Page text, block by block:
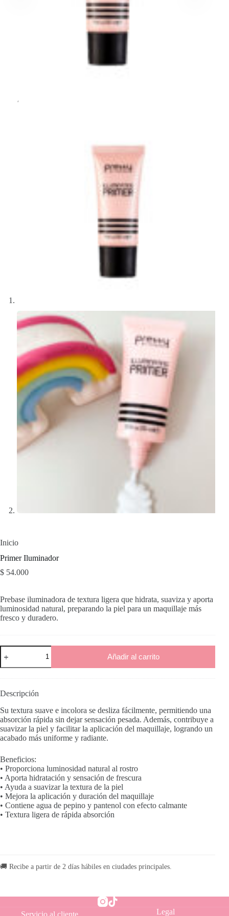
Inicio
Primer Iluminador
$ 54.000
Prebase iluminadora de textura ligera que hidrata, suaviza y aporta
luminosidad natural, preparando la piel para un maquillaje más
fresco y duradero.
Primer
Iluminador
cantidad
Añadir al carrito
Descripción
Su textura suave e incolora se desliza fácilmente, permitiendo una
absorción rápida sin dejar sensación pesada. Además, contribuye a
suavizar la piel y facilitar la aplicación del maquillaje, logrando un
acabado más uniforme y radiante.
Beneficios:
• Proporciona luminosidad natural al rostro
• Aporta hidratación y sensación de frescura
• Ayuda a suavizar la textura de la piel
• Mejora la aplicación y duración del maquillaje
• Contiene agua de pepino y pantenol con efecto calmante
• Textura ligera de rápida absorción
🚚 Recibe a partir de 2 días hábiles en ciudades principales.
Servicio al cliente Legal